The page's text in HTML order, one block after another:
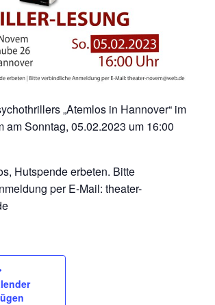
„Atemlos in Hannover“ im
am Sonntag, 05.02.2023 um 16:00
Hutspende erbeten. Bitte
per E-Mail: theater-